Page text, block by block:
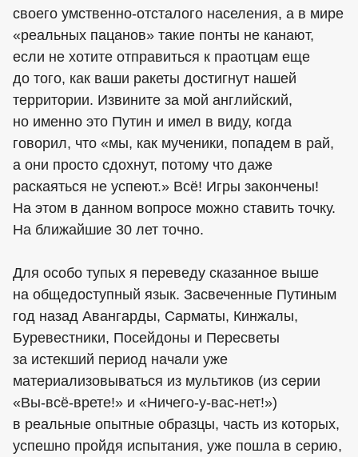
своего умственно-отсталого населения, а в мире
«реальных пацанов» такие понты не канают,
если не хотите отправиться к праотцам еще
до того, как ваши ракеты достигнут нашей
территории. Извините за мой английский,
но именно это Путин и имел в виду, когда
говорил, что «мы, как мученики, попадем в рай,
а они просто сдохнут, потому что даже
раскаяться не успеют.» Всё! Игры закончены!
На этом в данном вопросе можно ставить точку.
На ближайшие 30 лет точно.
Для особо тупых я переведу сказанное выше
на общедоступный язык. Засвеченные Путиным
год назад Авангарды, Сарматы, Кинжалы,
Буревестники, Посейдоны и Пересветы
за истекший период начали уже
материализовываться из мультиков (из серии
«Вы-всё-врете!» и «Ничего-у-вас-нет!»)
в реальные опытные образцы, часть из которых,
успешно пройдя испытания, уже пошла в серию,